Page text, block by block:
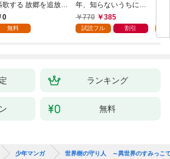
歌する 故郷を追放さ
たら、魔王のお膝元
超絶効果のマジック
0
無料
年、知らないうちにレ
ベルMAXになってまし
た 1巻
770 385
試読フル 割引
ランキング
無料
少年マンガ 世界樹の守り人 ～異世界のすみっこ